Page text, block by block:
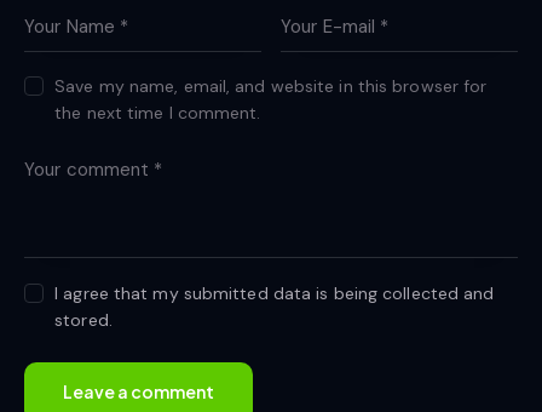
Save my name, email, and website in this browser for
the next time I comment.
I agree that my submitted data is being collected and
stored.